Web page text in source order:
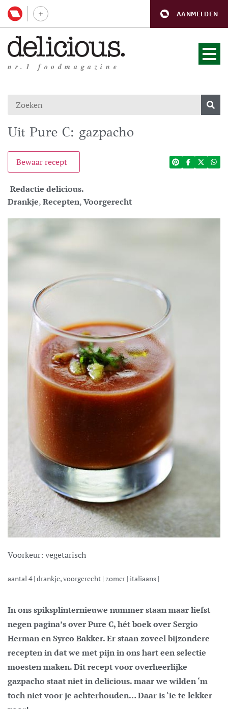
AANMELDEN
nr.1 foodmagazine
Uit Pure C: gazpacho
Bewaar recept
Redactie delicious.
Drankje,Recepten,Voorgerecht
Voorkeur: vegetarisch
aantal 4| drankje, voorgerecht | zomer| italiaans |
In ons spiksplinternieuwe nummer staan maar liefst
negen pagina’s over Pure C, hét boek over Sergio
Herman en Syrco Bakker. Er staan zoveel bijzondere
recepten in dat we met pijn in ons hart een selectie
moesten maken. Dit recept voor overheerlijke
gazpacho staat niet in delicious. maar we wilden ‘m
toch niet voor je achterhouden… Daar is ‘ie te lekker